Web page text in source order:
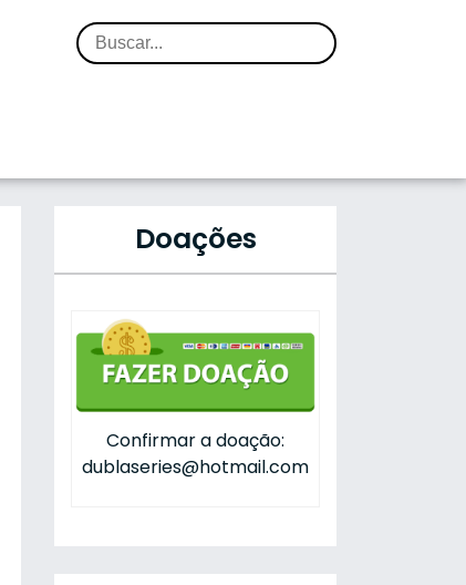
Doações
Confirmar a doação:
dublaseries@hotmail.com